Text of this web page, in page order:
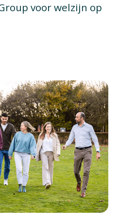
voor welzijn op